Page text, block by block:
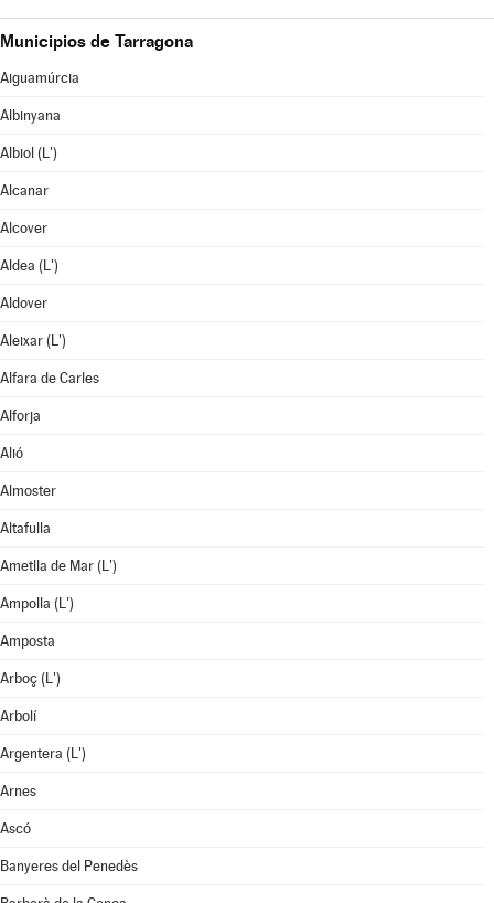
Municipios de Tarragona
Aiguamúrcia
Albinyana
Albiol (L')
Alcanar
Alcover
Aldea (L')
Aldover
Aleixar (L')
Alfara de Carles
Alforja
Alió
Almoster
Altafulla
Ametlla de Mar (L')
Ampolla (L')
Amposta
Arboç (L')
Arbolí
Argentera (L')
Arnes
Ascó
Banyeres del Penedès